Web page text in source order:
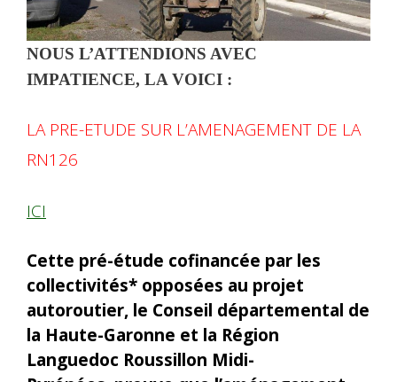
NOUS L’ATTENDIONS AVEC
IMPATIENCE, LA VOICI :
LA PRE-ETUDE SUR L’AMENAGEMENT DE LA
RN126
ICI
Cette pré-étude cofinancée par les
collectivités* opposées au projet
autoroutier, le Conseil départemental de
la Haute-Garonne et la Région
Languedoc Roussillon Midi-